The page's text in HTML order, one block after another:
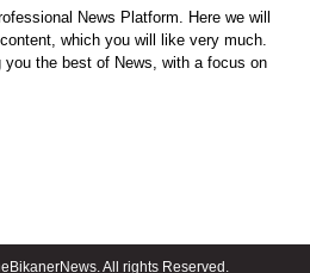
News Platform. Here we will
which you will like very much.
you the best of News, with a focus on
All rights Reserved.